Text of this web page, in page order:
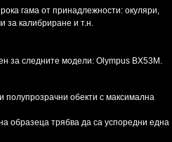
гама от принадлежности: окуляри,
за калибриране и т.н.
за следните модели: Olympus BX53M.
полупрозрачни обекти с максимална
образеца трябва да са успоредни една